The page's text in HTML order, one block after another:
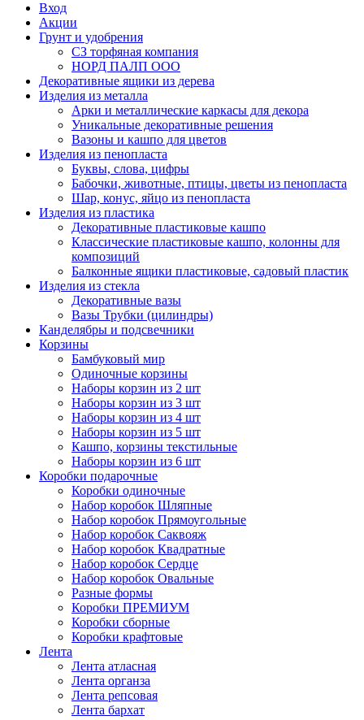
Вход
Акции
Грунт и удобрения
СЗ торфяная компания
НОРД ПАЛП ООО
Декоративные ящики из дерева
Изделия из металла
Арки и металлические каркасы для декора
Уникальные декоративные решения
Вазоны и кашпо для цветов
Изделия из пенопласта
Буквы, слова, цифры
Бабочки, животные, птицы, цветы из пенопласта
Шар, конус, яйцо из пенопласта
Изделия из пластика
Декоративные пластиковые кашпо
Классические пластиковые кашпо, колонны для
композиций
Балконные ящики пластиковые, садовый пластик
Изделия из стекла
Декоративные вазы
Вазы Трубки (цилиндры)
Канделябры и подсвечники
Корзины
Бамбуковый мир
Одиночные корзины
Наборы корзин из 2 шт
Наборы корзин из 3 шт
Наборы корзин из 4 шт
Наборы корзин из 5 шт
Кашпо, корзины текстильные
Наборы корзин из 6 шт
Коробки подарочные
Коробки одиночные
Набор коробок Шляпные
Набор коробок Прямоугольные
Набор коробок Саквояж
Набор коробок Квадратные
Набор коробок Сердце
Набор коробок Овальные
Разные формы
Коробки ПРЕМИУМ
Коробки сборные
Коробки крафтовые
Лента
Лента атласная
Лента органза
Лента репсовая
Лента бархат